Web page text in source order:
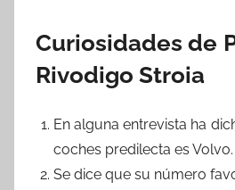
Curiosidades de
Rivodigo Stroia
En alguna entrevista ha
coches predilecta es Volvo.
Se dice que su número